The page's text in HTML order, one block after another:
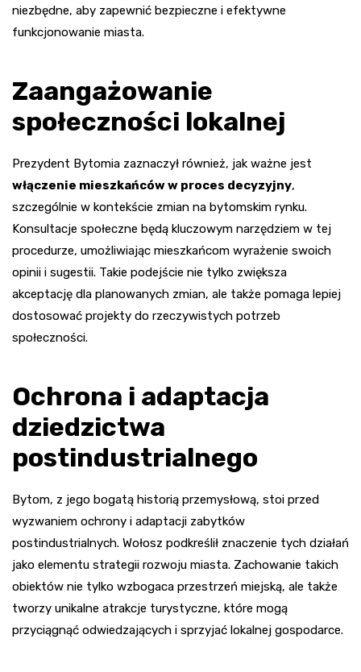
niezbędne, aby zapewnić bezpieczne i efektywne
funkcjonowanie miasta.
Zaangażowanie
społeczności lokalnej
Prezydent Bytomia zaznaczył również, jak ważne jest
włączenie mieszkańców w proces decyzyjny,
szczególnie w kontekście zmian na bytomskim rynku.
Konsultacje społeczne będą kluczowym narzędziem w tej
procedurze, umożliwiając mieszkańcom wyrażenie swoich
opinii i sugestii. Takie podejście nie tylko zwiększa
akceptację dla planowanych zmian, ale także pomaga lepiej
dostosować projekty do rzeczywistych potrzeb
społeczności.
Ochrona i adaptacja
dziedzictwa
postindustrialnego
Bytom, z jego bogatą historią przemysłową, stoi przed
wyzwaniem ochrony i adaptacji zabytków
postindustrialnych. Wołosz podkreślił znaczenie tych działań
jako elementu strategii rozwoju miasta. Zachowanie takich
obiektów nie tylko wzbogaca przestrzeń miejską, ale także
tworzy unikalne atrakcje turystyczne, które mogą
przyciągnąć odwiedzających i sprzyjać lokalnej gospodarce.